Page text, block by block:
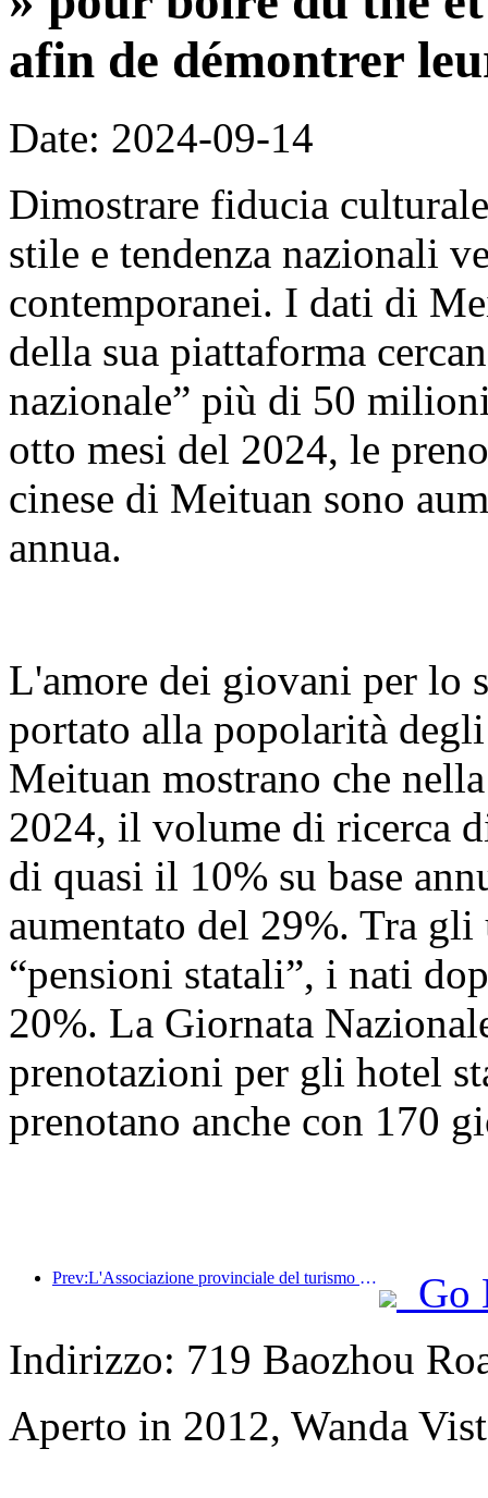
afin de démontrer
Date: 2024-09-14
Dimostrare fiducia
stile e tendenza nazionali
contemporanei. I dati di
della sua piattaforma
nazionale” più di 50
otto mesi del 2024, le
cinese di Meituan sono
annua.
L'amore dei giovani per lo
portato alla popolarità
Meituan mostrano che
2024, il volume di ricerca
di quasi il 10% su base
aumentato del 29%. Tra
“pensioni statali”, i nati
20%. La Giornata
prenotazioni per gli hotel
prenotano anche con 170
Prev:L'Associazione provinciale del turismo e dell'industria alberghiera di Hainan propone di rendere gli hotel un rifugio temporaneo per i residenti colpiti dal disastro
Go
Indirizzo: 719 Baozhou
Aperto in 2012, Wanda